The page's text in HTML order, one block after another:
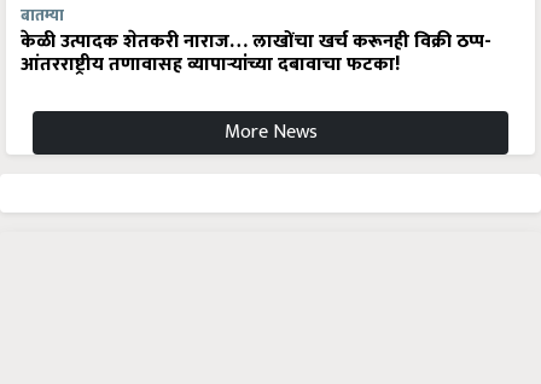
बातम्या
केळी उत्पादक शेतकरी नाराज… लाखोंचा खर्च करूनही विक्री ठप्प-
आंतरराष्ट्रीय तणावासह व्यापाऱ्यांच्या दबावाचा फटका!
More News